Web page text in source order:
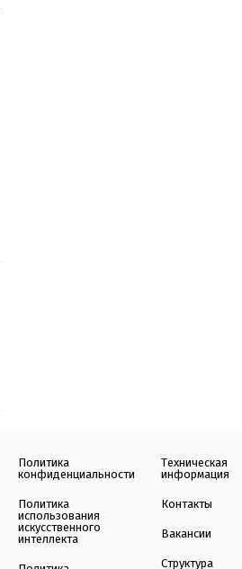
Политика
конфиденциальности
Политика
использования
искусственного
интеллекта
Техническая
информация
Контакты
Вакансии
Структура